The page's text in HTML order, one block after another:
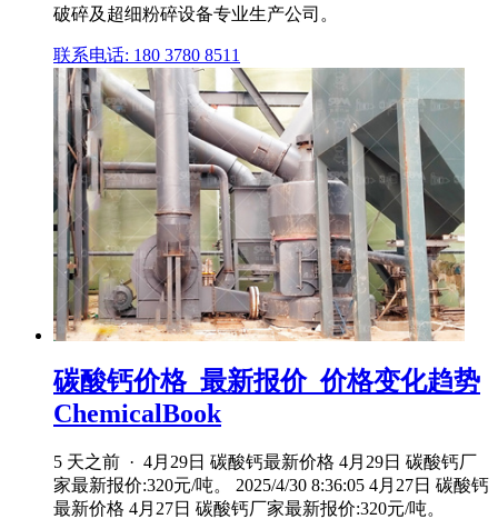
破碎及超细粉碎设备专业生产公司。
联系电话: 180 3780 8511
碳酸钙价格_最新报价_价格变化趋势
ChemicalBook
5 天之前 · 4月29日 碳酸钙最新价格 4月29日 碳酸钙厂
家最新报价:320元/吨。 2025/4/30 8:36:05 4月27日 碳酸钙
最新价格 4月27日 碳酸钙厂家最新报价:320元/吨。